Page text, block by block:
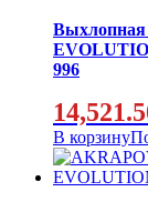
Выхлопная
996
В корзину